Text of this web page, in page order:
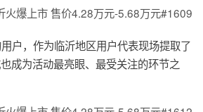
户，作为临沂地区用户代表现场提取了
成为活动最亮眼、最受关注的环节之